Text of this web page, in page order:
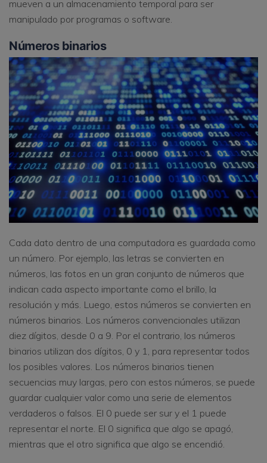
mueven a un almacenamiento temporal para ser
manipulado por programas o software.
Números binarios
Cada dato dentro de una computadora es guardada como
un número. Por ejemplo, las letras se convierten en
números, las fotos en un gran conjunto de números que
indican cada aspecto importante como el brillo, la
resolución y más. Luego, estos números se convierten en
números binarios. Los números convencionales utilizan
diez dígitos, desde 0 a 9. Por el contrario, los números
binarios utilizan dos dígitos, 0 y 1, para representar todos
los posibles valores. Los números binarios tienen
secuencias muy largas, pero con estos números, se puede
guardar cualquier valor como una serie de elementos
verdaderos o falsos. El 0 puede ser sur y el 1 puede
representar el norte. El 0 significa que algo se apagó,
mientras que el otro significa que algo se encendió.